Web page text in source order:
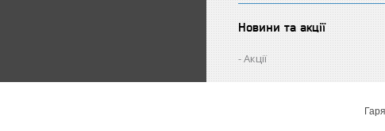
Новини та акції
Акції